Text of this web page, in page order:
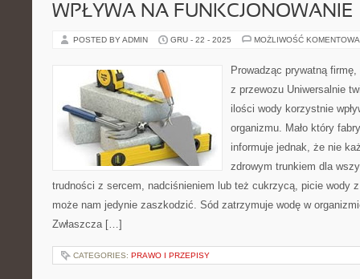
WPŁYWA NA FUNKCJONOWANIE
POSTED BY ADMIN GRU - 22 - 2025 MOŻLIWOŚĆ
Prowadząc prywatną
z przewozu Uniwersalnie
ilości wody korzystnie
organizmu. Mało który
informuje jednak, że nie
zdrowym trunkiem dla
trudności z sercem, nadciśnieniem lub też cukrzycą, picie wody
może nam jedynie zaszkodzić. Sód zatrzymuje wodę w
Zwłaszcza […]
CATEGORIES: PRAWO I PRZEPISY